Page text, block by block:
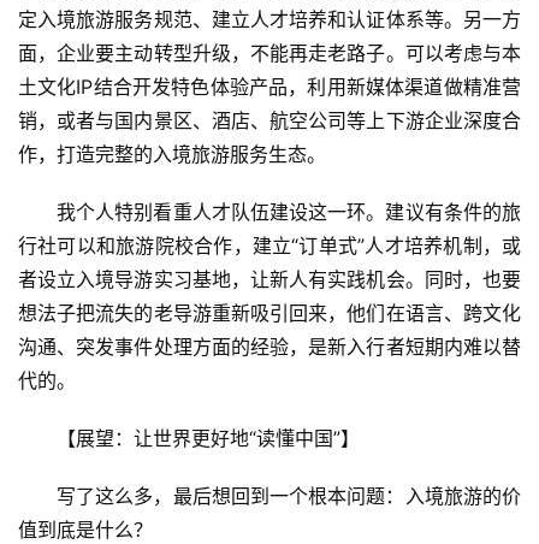
定入境旅游服务规范、建立人才培养和认证体系等。另一方
面，企业要主动转型升级，不能再走老路子。可以考虑与本
土文化IP结合开发特色体验产品，利用新媒体渠道做精准营
销，或者与国内景区、酒店、航空公司等上下游企业深度合
作，打造完整的入境旅游服务生态。
我个人特别看重人才队伍建设这一环。建议有条件的旅
行社可以和旅游院校合作，建立“订单式”人才培养机制，或
者设立入境导游实习基地，让新人有实践机会。同时，也要
想法子把流失的老导游重新吸引回来，他们在语言、跨文化
沟通、突发事件处理方面的经验，是新入行者短期内难以替
代的。
【展望：让世界更好地“读懂中国”】
写了这么多，最后想回到一个根本问题：入境旅游的价
值到底是什么？